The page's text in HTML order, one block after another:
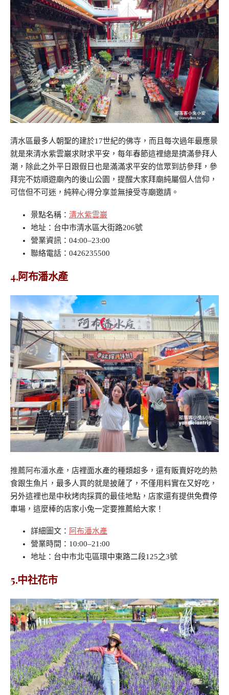
清水區最多人朝聖的建於17世紀的佛寺，而且每次過年最應景
就是來清水紫雲巖求財求平安，每年春節這裡總是擠滿參拜人
潮，除此之外平日跟假日也是滿滿求平安的信眾到訪參拜，參
拜完不妨順遊廟內的後山公園，提醒大家拜廟純屬個人信仰，
可信但不可迷，純粹心得分享並無接受寺廟邀請。
景點名稱： 清水紫雲巖
地址：台中市清水區大街路206號
營業資訊：04:00–23:00
聯絡電話：0426235500
4.阿布潘水產
推薦阿布潘水產， 店裡面水產的種類超多，還有販賣好吃的熟
食跟生魚片，最多人買的就是披薩了，不僅用料實在又好吃，
另外這裡也是中秋烤肉採買的最佳地點，店家還有提供免費停
車場，這麼棒的店家小兔一定要推薦給大家！
詳細圖文： 阿布潘水產
營業時間：10:00–21:00
地址：台中市北屯區環中東路二段125之3號
5.中社花市